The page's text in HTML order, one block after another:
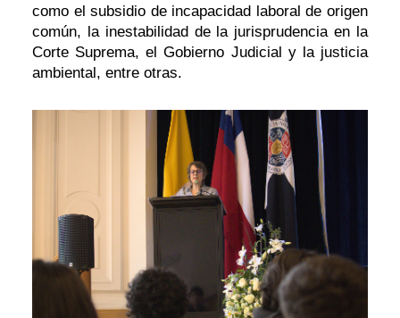
como el subsidio de incapacidad laboral de origen
común, la inestabilidad de la jurisprudencia en la
Corte Suprema, el Gobierno Judicial y la justicia
ambiental, entre otras.